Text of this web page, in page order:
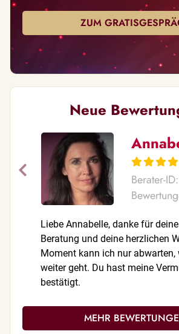
ZUM
Neue
Berater-
Liebe Annabelle, danke für
Beratung und deine herzlichen
Moment kann ich nur abwarten,
weiter geht. Du hast meine
bestätigt.
MEHR